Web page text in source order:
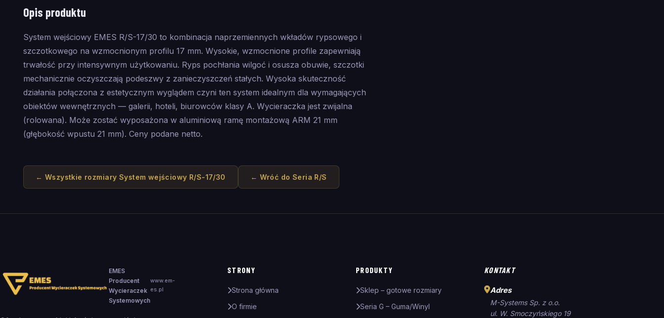
Opis produktu
System wejściowy EMES R/S-17/30 to kombinacja naprzemiennych wkładów rypsowego i
szczotkowego na wzmocnionym profilu 17 mm. Wysokie, wzmocnione profile zapewniają
trwałość przy intensywnym użytkowaniu. Ryps pochłania wilgoć i osusza obuwie, szczotki
mechanicznie oczyszczają podeszwy z zanieczyszczeń stałych. Wysoka skuteczność
działania połączona z estetycznym wyglądem czyni ten system idealnym dla wymagających
obiektów wewnętrznych — galerii, hoteli, biurowców klasy A. Wycieraczka jest zwijalna
(rolowana). Może zostać wyposażona w aluminiową ramę montażową ARM 21 mm
(głębokość wpustu 21 mm). Ceny podane netto.
← Wszystkie rozmiary System wejściowy R/S-17/30 ← Wróć do Seria R/S
EMES
Producent
Wycieraczek
Systemowych
www.em-
es.pl
STRONY
Strona główna
O firmie
PRODUKTY
Sklep – gotowe rozmiary
Seria G – Guma/Winyl
KONTAKT
Adres
M-Systems Sp. z o.o.
ul. W. Smoczyńskiego 19